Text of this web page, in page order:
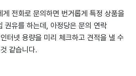
전화로 문의하면 번거롭게 특정 상품을
권유를 하는데, 아정당은 문의 연락
터넷 용량을 미리 체크하고 견적을 낼 수
같습니다.